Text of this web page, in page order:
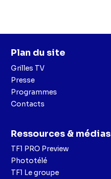
Plan du site
Grilles TV
Presse
Programmes
Contacts
Ressources & médias
TF1 PRO Preview
Phototélé
TF1 Le groupe